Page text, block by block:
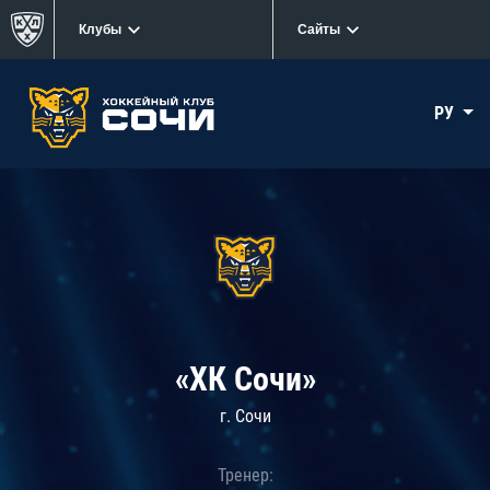
Клубы Сайты
РУ
«ХК Сочи»
г. Сочи
Тренер: